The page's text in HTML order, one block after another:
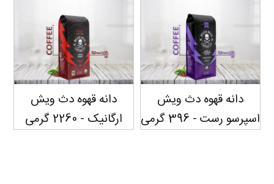
دانه قهوه دث ویش
اسپرسو رست - 396 گرمی
دانه قهوه دث ویش
ارگانیک - 2260 گرمی